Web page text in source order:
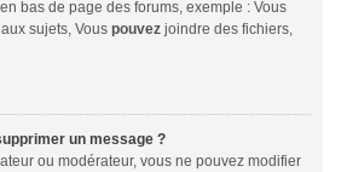
bas de page des forums, exemple : Vous
sujets, Vous pouvez joindre des fichiers,
un message ?
ou modérateur, vous ne pouvez modifier